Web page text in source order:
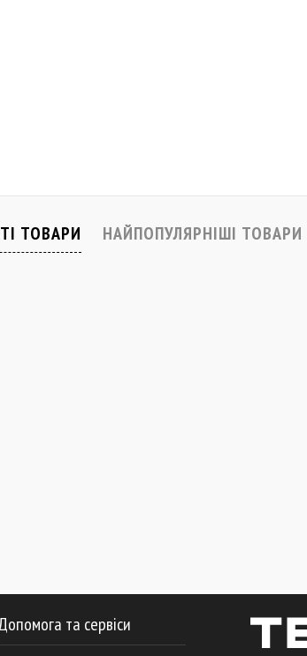
ТОВАРИ НАЙПОПУЛЯРНІШІ ТОВАРИ
та сервіси